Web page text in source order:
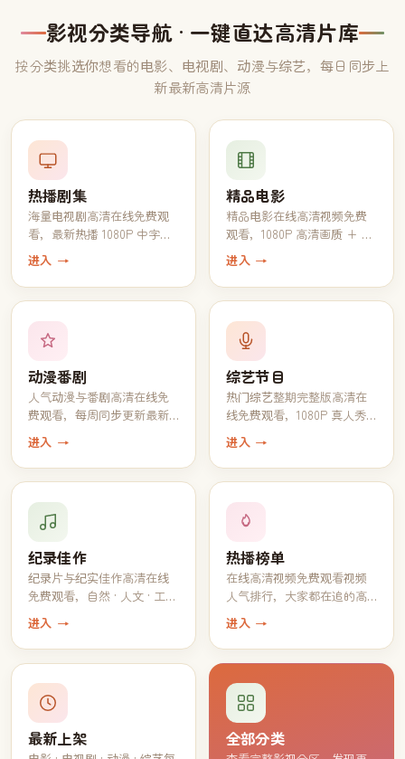
影视分类导航 · 一键直达高清片库
按分类挑选你想看的电影、电视剧、动漫与综艺，每日同步上
新最新高清片源
热播剧集
海量电视剧高清在线免费观
看，最新热播 1080P 中字完
结全集一键追完
进入 →
精品电影
精品电影在线高清视频免费
观看，1080P 高清画质 + 中
文字幕一键播放
进入 →
动漫番剧
人气动漫与番剧高清在线免
费观看，每周同步更新最新
一话
进入 →
综艺节目
热门综艺整期完整版高清在
线免费观看，1080P 真人秀
脱口秀全收录
进入 →
纪录佳作
纪录片与纪实佳作高清在线
免费观看，自然 · 人文 · 工艺
一应俱全
进入 →
热播榜单
在线高清视频免费观看视频
人气排行，大家都在追的高
分片单
进入 →
最新上架 全部分类